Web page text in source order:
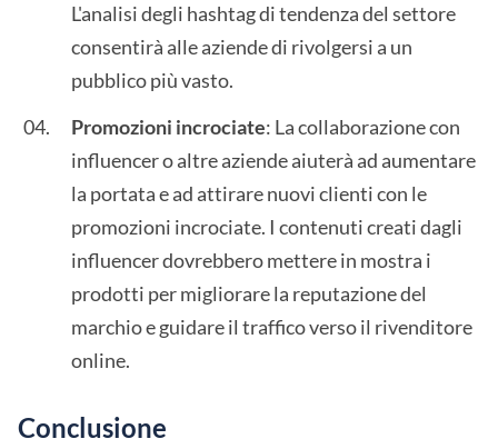
L'analisi degli hashtag di tendenza del settore
consentirà alle aziende di rivolgersi a un
pubblico più vasto.
Promozioni incrociate: La collaborazione con
influencer o altre aziende aiuterà ad aumentare
la portata e ad attirare nuovi clienti con le
promozioni incrociate. I contenuti creati dagli
influencer dovrebbero mettere in mostra i
prodotti per migliorare la reputazione del
marchio e guidare il traffico verso il rivenditore
online.
Conclusione